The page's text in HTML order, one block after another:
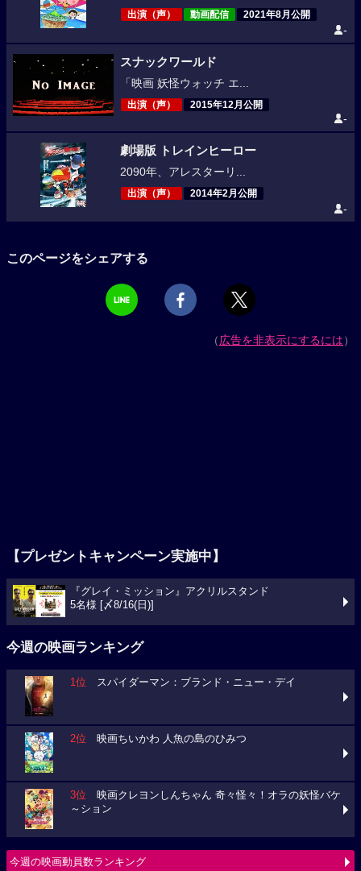
出演（声） 動画配信 2021年8月公開
-
スナックワールド
「映画 妖怪ウォッチ エ...
出演（声） 2015年12月公開
-
劇場版 トレインヒーロー
2090年、アレスターリ...
出演（声） 2014年2月公開
-
このページをシェアする
（広告を非表示にするには）
【プレゼントキャンペーン実施中】
『グレイ・ミッション』アクリルスタンド
5名様 [〆8/16(日)]
今週の映画ランキング
1位 スパイダーマン：ブランド・ニュー・デイ
2位 映画ちいかわ 人魚の島のひみつ
3位 映画クレヨンしんちゃん 奇々怪々！オラの妖怪バケ
～ション
今週の映画動員数ランキング